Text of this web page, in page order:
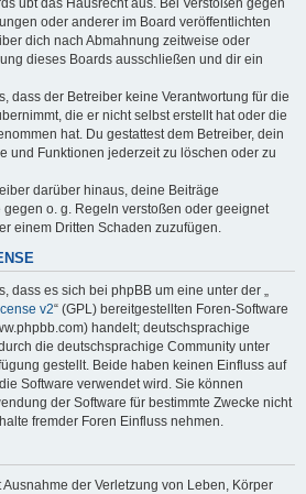
oder anderer im Board veröffentlichten
dich nach Abmahnung zeitweise oder
dieses Boards ausschließen und dir ein
dass der Betreiber keine Verantwortung für die
die er nicht selbst erstellt hat oder die
hat. Du gestattest dem Betreiber, dein
und Funktionen jederzeit zu löschen oder zu
darüber hinaus, deine Beiträge
o. g. Regeln verstoßen oder geeignet
einem Dritten Schaden zuzufügen.
dass es sich bei phpBB um eine unter der „
v2“ (GPL) bereitgestellten Foren-Software
handelt; deutschsprachige
die deutschsprachige Community unter
gestellt. Beide haben keinen Einfluss auf
Software verwendet wird. Sie können
der Software für bestimmte Zwecke nicht
fremder Foren Einfluss nehmen.
Ausnahme der Verletzung von Leben, Körper